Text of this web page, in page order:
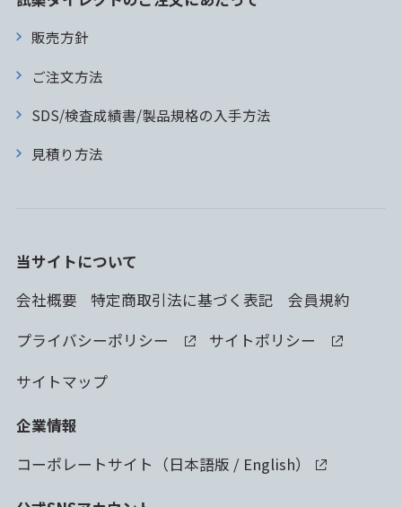
販売方針
ご注文方法
SDS/検査成績書/製品規格の入手方法
見積り方法
当サイトについて
会社概要
特定商取引法に基づく表記
会員規約
プライバシーポリシー
サイトポリシー
サイトマップ
企業情報
コーポレートサイト（日本語版 / English）